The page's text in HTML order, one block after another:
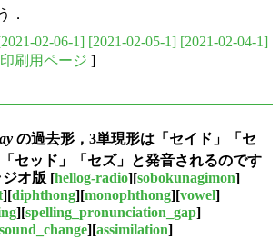
．
02-06-1] [2021-02-05-1] [2021-02-04-1]
印刷用ページ ]
の過去形，3単現形は「セイド」「セ
セッド」「セズ」と発音されるのです
ジオ版 [hellog-radio][sobokunagimon]
][diphthong][monophthong][vowel]
][spelling_pronunciation_gap]
sound_change][assimilation]